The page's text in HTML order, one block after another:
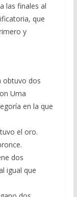
las finales al
que
y
obtuvo dos
Uma
en la que
el oro.
dos
igual que